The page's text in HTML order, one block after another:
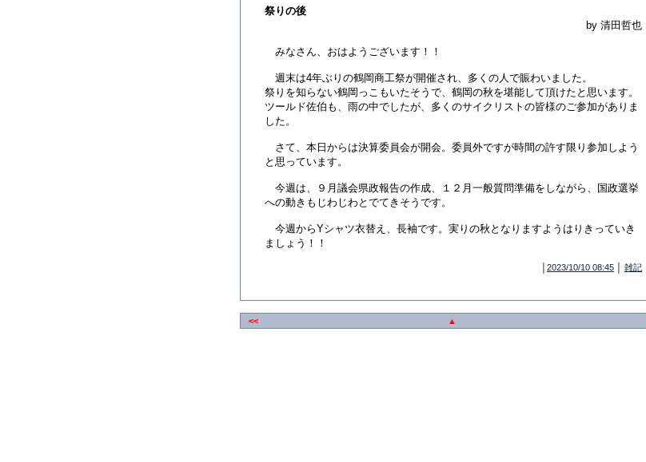
祭りの後
by 清田哲也
みなさん、おはようございます！！
週末は4年ぶりの鶴岡商工祭が開催され、多くの人で賑わいました。
祭りを知らない鶴岡っこもいたそうで、鶴岡の秋を堪能して頂けたと思います。
ツールド佐伯も、雨の中でしたが、多くのサイクリストの皆様のご参加がありま
した。
さて、本日からは決算委員会が開会。委員外ですが時間の許す限り参加しよう
と思っています。
今週は、９月議会県政報告の作成、１２月一般質問準備をしながら、国政選挙
への動きもじわじわとでてきそうです。
今週からYシャツ衣替え、長袖です。実りの秋となりますようはりきっていき
ましょう！！
2023/10/10 08:45 雑記
<< ▲